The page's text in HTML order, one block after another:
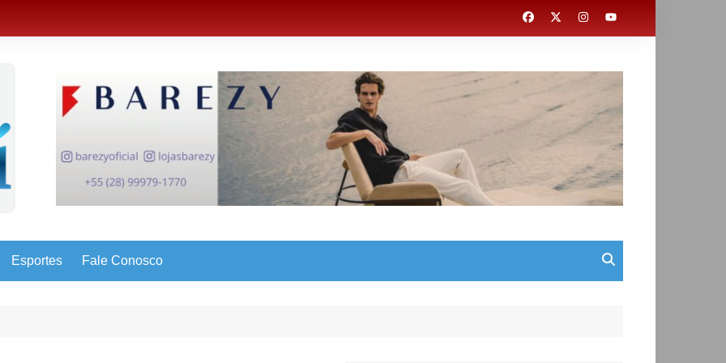
Esportes Fale Conosco